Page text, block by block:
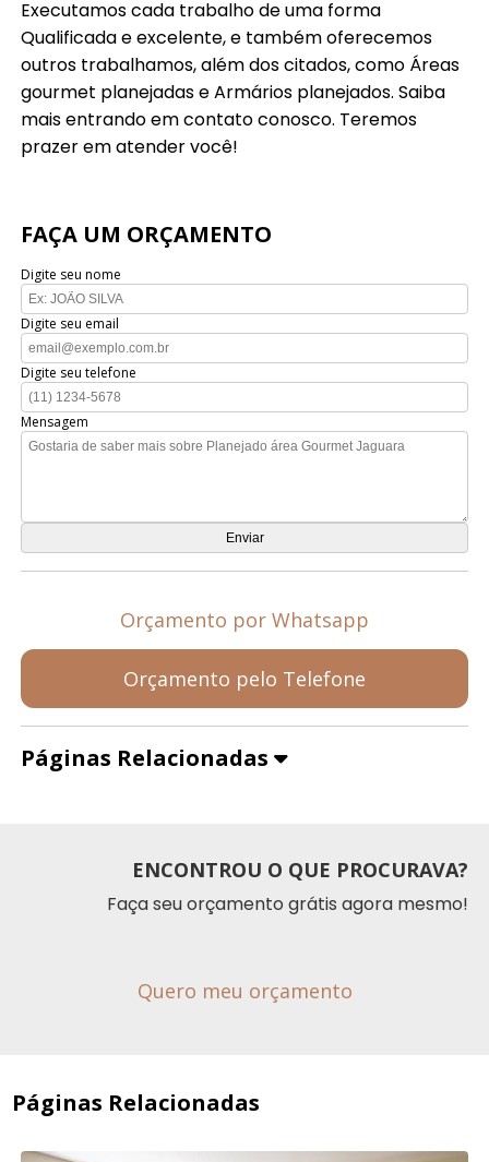
Executamos cada trabalho de uma forma
Qualificada e excelente, e também oferecemos
outros trabalhamos, além dos citados, como Áreas
gourmet planejadas e Armários planejados. Saiba
mais entrando em contato conosco. Teremos
prazer em atender você!
FAÇA UM ORÇAMENTO
Digite seu nome
Digite seu email
Digite seu telefone
Mensagem
Orçamento por Whatsapp
Orçamento pelo Telefone
Páginas Relacionadas
ENCONTROU O QUE PROCURAVA?
Faça seu orçamento grátis agora mesmo!
Quero meu orçamento
Páginas Relacionadas